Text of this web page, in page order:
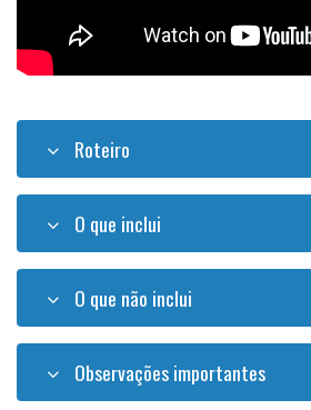
Roteiro
O que inclui
O que não inclui
Observações importantes